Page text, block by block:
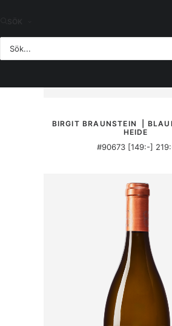
BIRGIT BRAUNSTEIN |
HEIDE
#90673 [149:-]